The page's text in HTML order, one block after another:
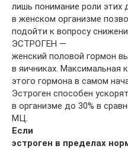
лишь понимание роли этих
в женском организме
подойти к вопросу
ЭСТРОГЕН —
женский половой гормон
в яичниках. Максимальная
этого гормона в самом
Эстроген способен
в организме до 30% в
МЦ.
Если
эстроген в пределах